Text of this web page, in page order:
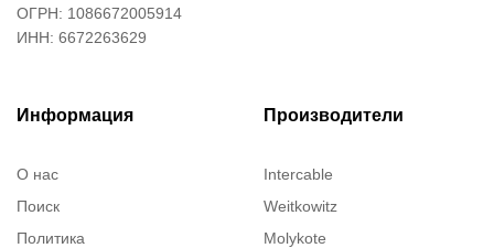
ОГРН: 1086672005914
ИНН: 6672263629
Информация
О нас
Поиск
Политика
Производители
Intercable
Weitkowitz
Molykote